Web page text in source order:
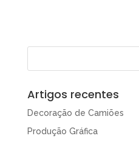
Artigos recentes
Decoração de Camiões
Produção Gráfica